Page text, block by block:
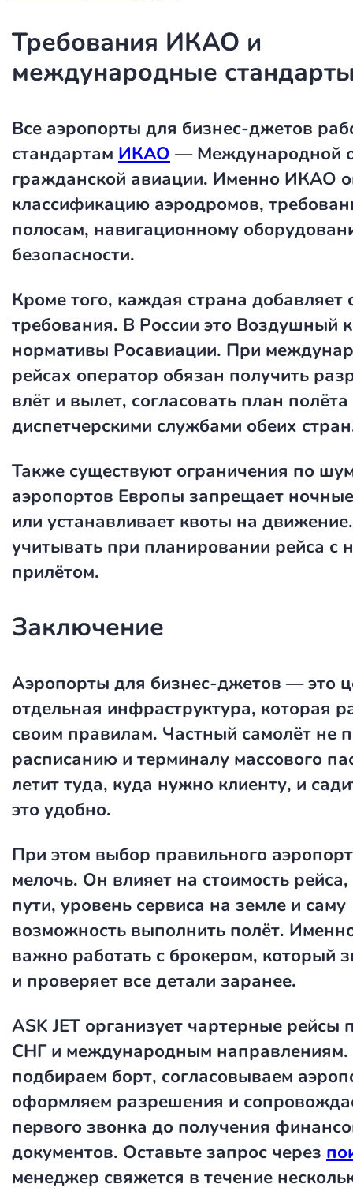
Требования ИКАО и
международные
Все аэропорты для бизнес-джетов
стандартам ИКАО — Международной
гражданской авиации. Именно ИКАО
классификацию аэродромов,
полосам, навигационному
безопасности.
Кроме того, каждая страна добавляет
требования. В России это Воздушный
нормативы Росавиации. При
рейсах оператор обязан получить
влёт и вылет, согласовать план полёта
диспетчерскими службами обеих
Также существуют ограничения по
аэропортов Европы запрещает
или устанавливает квоты на
учитывать при планировании рейса с
прилётом.
Заключение
Аэропорты для бизнес-джетов — это
отдельная инфраструктура, которая
своим правилам. Частный самолёт не
расписанию и терминалу массового
летит туда, куда нужно клиенту, и
это удобно.
При этом выбор правильного
мелочь. Он влияет на стоимость
пути, уровень сервиса на земле и саму
возможность выполнить полёт.
важно работать с брокером, который
и проверяет все детали заранее.
ASK JET организует чартерные рейсы
СНГ и международным
подбираем борт, согласовываем
оформляем разрешения и
первого звонка до получения
документов. Оставьте запрос через
менеджер свяжется в течение